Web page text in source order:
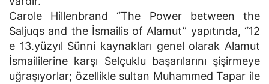
Carole Hillenbrand “The Power between the
Saljuqs and the İsmailis of Alamut” yapıtında, “12
e 13.yüzyıl Sünni kaynakları genel olarak Alamut
İsmaililerine karşı Selçuklu başarılarını şişirmeye
uğraşıyorlar; özellikle sultan Muhammed Tapar ile